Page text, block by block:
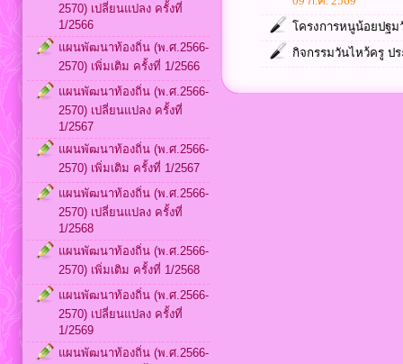
2570) เปลี่ยนแปลง ครั้งที่
1/2566
แผนพัฒนาท้องถิ่น (พ.ศ.2566-
2570) เพิ่มเติม ครั้งที่ 1/2566
แผนพัฒนาท้องถิ่น (พ.ศ.2566-
2570) เปลี่ยนแปลง ครั้งที่
1/2567
แผนพัฒนาท้องถิ่น (พ.ศ.2566-
2570) เพิ่มเติม ครั้งที่ 1/2567
แผนพัฒนาท้องถิ่น (พ.ศ.2566-
2570) เปลี่ยนแปลง ครั้งที่
1/2568
แผนพัฒนาท้องถิ่น (พ.ศ.2566-
2570) เพิ่มเติม ครั้งที่ 1/2568
แผนพัฒนาท้องถิ่น (พ.ศ.2566-
2570) เปลี่ยนแปลง ครั้งที่
1/2569
แผนพัฒนาท้องถิ่น (พ.ศ.2566-
โครงการหนูน้อยปฐม
กิจกรรมวันไหว้ครู ป